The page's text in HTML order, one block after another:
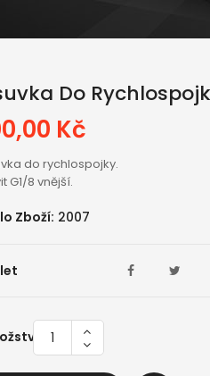
Do
Kč
do rychlospojky.
G1/8 vnější.
Zboží: 2007